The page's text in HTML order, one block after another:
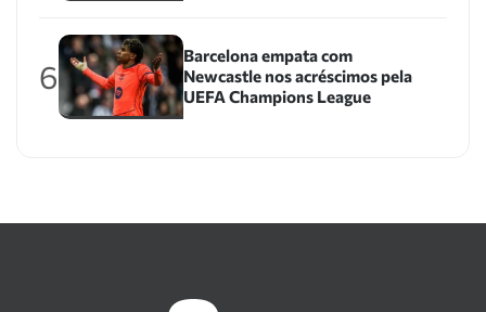
6
Barcelona empata com
Newcastle nos acréscimos pela
UEFA Champions League